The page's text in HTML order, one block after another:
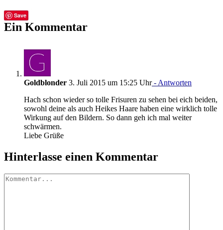
Facebook
Twitter
Tumblr
Save E-
Mail
Ein Kommentar
Goldblonder 3. Juli 2015 um 15:25 Uhr- Antworten
Hach schon wieder so tolle Frisuren zu sehen bei eich beiden,
sowohl deine als auch Heikes Haare haben eine wirklich tolle
Wirkung auf den Bildern. So dann geh ich mal weiter
schwärmen.
Liebe Grüße
Hinterlasse einen Kommentar
Kommentar